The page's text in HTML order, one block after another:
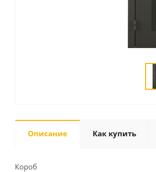
Описание Как купить
Короб